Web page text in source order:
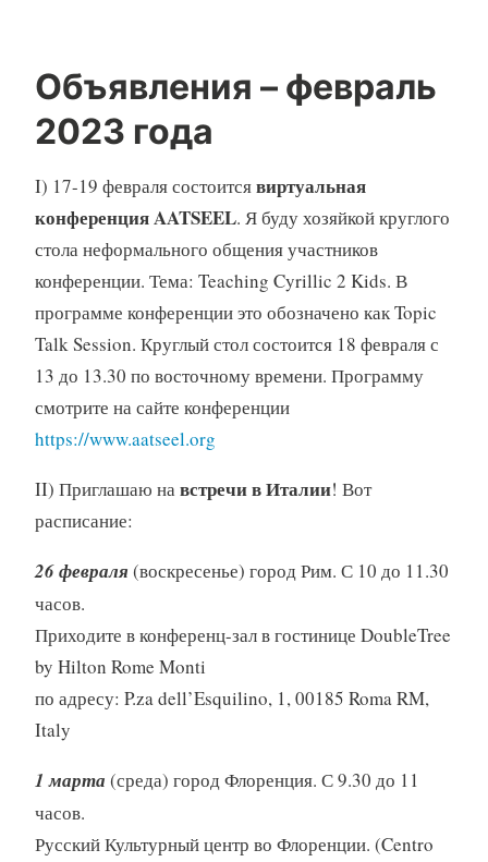
Объявления – февраль
2023 года
I) 17-19 февраля состоитсявиртуальная
конференция AATSEEL. Я буду хозяйкой круглого
стола неформального общения участников
конференции. Тема: Teaching Cyrillic 2 Kids. В
программе конференции это обозначено как Topic
Talk Session. Круглый стол состоится 18 февраля с
13 до 13.30 по восточному времени. Программу
смотрите на сайте конференции
https://www.aatseel.org
II) Приглашаю навстречи в Италии! Вот
расписание:
26 февраля (воскресенье) город Рим. С 10 до 11.30
часов.
Приходите в конференц-зал в гостинице DoubleTree
by Hilton Rome Monti
по адресу: P.za dell’Esquilino, 1, 00185 Roma RM,
Italy
1 марта (среда) город Флоренция. С 9.30 до 11
часов.
Русский Культурный центр во Флоренции. (Centro